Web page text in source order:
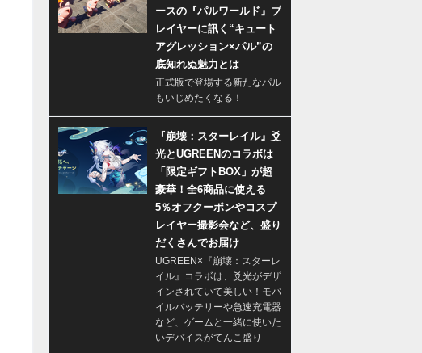
ースの『パルワールド』プ
レイヤーに訊く“キュート
アグレッション×パル”の
底知れぬ魅力とは
正式版で登場する新たなパル
もいじめたくなる！
『崩壊：スターレイル』爻
光とUGREENのコラボは
「限定ギフトBOX」が超
豪華！全6商品に使える
5％オフクーポンやコスプ
レイヤー撮影会など、盛り
だくさんでお届け
UGREEN×『崩壊：スターレ
イル』コラボは、爻光がデザ
インされていて美しい！モバ
イルバッテリーや急速充電器
など、ゲームと一緒に使いた
いデバイスがてんこ盛り